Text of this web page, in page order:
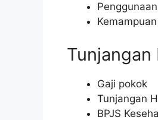
Tunjangan
Gaji pokok
Tunjangan
BPJS